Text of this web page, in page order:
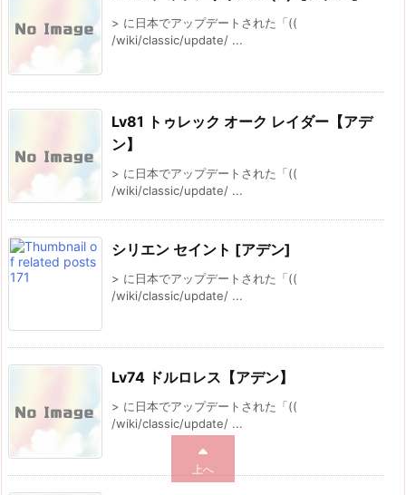
> に日本でアップデートされた「((
/wiki/classic/update/ ...
Lv81 トゥレック オーク レイダー【アデ
ン】
> に日本でアップデートされた「((
/wiki/classic/update/ ...
シリエン セイント [アデン]
> に日本でアップデートされた「((
/wiki/classic/update/ ...
Lv74 ドルロレス【アデン】
> に日本でアップデートされた「((
/wiki/classic/update/ ...
上へ